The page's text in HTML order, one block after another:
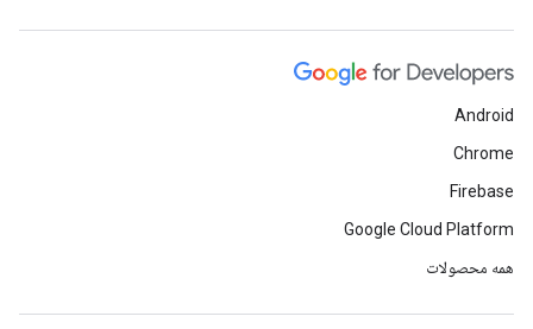
Android
Chrome
Firebase
Google Cloud Platform
همه محصولات